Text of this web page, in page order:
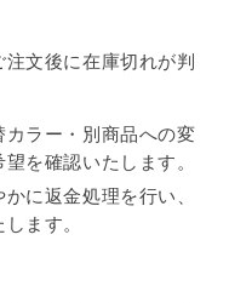
文後に在庫切れが判
ラー・別商品への変
を確認いたします。
に返金処理を行い、
ます。